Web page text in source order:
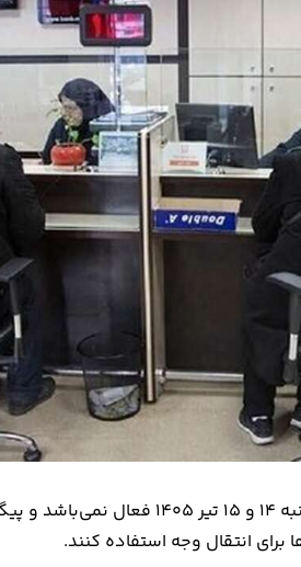
سامانه‌های ساتنا و چکاوک در روزهای
انتقال وجه استفاده کنند.